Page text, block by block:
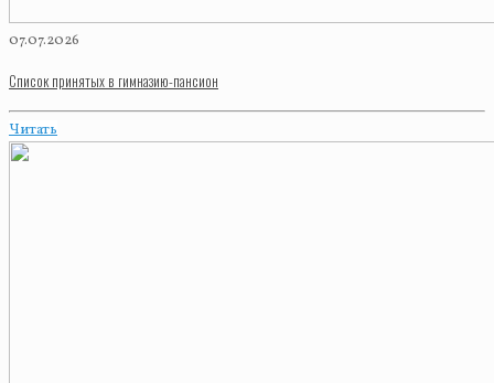
07.07.2026
Список принятых в гимназию-пансион
Читать